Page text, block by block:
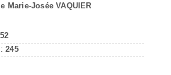
Marie-Josée VAQUIER
:245